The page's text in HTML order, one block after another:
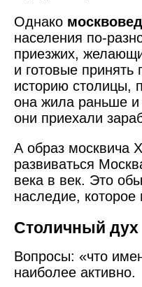
Однако
населения по-
приезжих,
и готовые принять
историю столицы,
она жила раньше и
они приехали
А образ москвича
развиваться
века в век. Это
наследие,
Столичный дух
Вопросы: «что
наиболее активно.